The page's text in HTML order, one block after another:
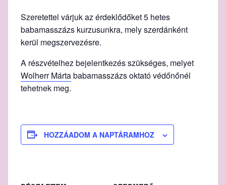
Szeretettel várjuk az érdeklődőket 5 hetes
babamasszázs kurzusunkra, mely szerdánként
kerül megszervezésre.
A részvételhez bejelentkezés szükséges, melyet
Wolherr Mártababamasszázs oktató védőnőnél
tehetnek meg.
HOZZÁADOM A NAPTÁRAMHOZ